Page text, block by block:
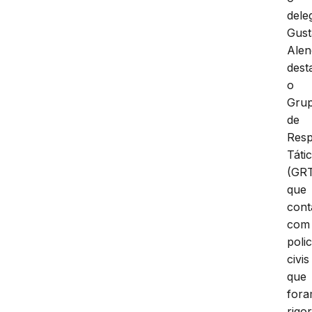
o
de
que
com
civis
que